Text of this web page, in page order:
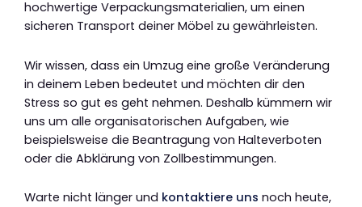
hochwertige Verpackungsmaterialien, um einen
sicheren Transport deiner Möbel zu gewährleisten.
Wir wissen, dass ein Umzug eine große Veränderung
in deinem Leben bedeutet und möchten dir den
Stress so gut es geht nehmen. Deshalb kümmern wir
uns um alle organisatorischen Aufgaben, wie
beispielsweise die Beantragung von Halteverboten
oder die Abklärung von Zollbestimmungen.
Warte nicht länger und kontaktiere uns noch heute,